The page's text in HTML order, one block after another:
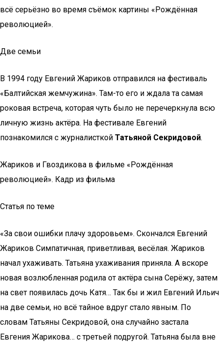
всё серьёзно во время съёмок картины «Рождённая
революцией».
Две семьи
В 1994 году Евгений Жариков отправился на фестиваль
«Балтийская жемчужина». Там-то его и ждала та самая
роковая встреча, которая чуть было не перечеркнула всю
личную жизнь актёра. На фестивале Евгений
познакомился с журналисткой Татьяной Секридовой.
Жариков и Гвоздикова в фильме «Рождённая
революцией». Кадр из фильма
Статья по теме
«За свои ошибки плачу здоровьем». Скончался Евгений
Жариков Симпатичная, приветливая, весёлая. Жариков
начал ухаживать. Татьяна ухаживания приняла. А вскоре
новая возлюбленная родила от актёра сына Серёжу, затем
на свет появилась дочь Катя… Так бы и жил Евгений Ильич
на две семьи, но всё тайное вдруг стало явным. По
словам Татьяны Секридовой, она случайно застала
Евгения Жарикова… с третьей подругой. Татьяна была вне